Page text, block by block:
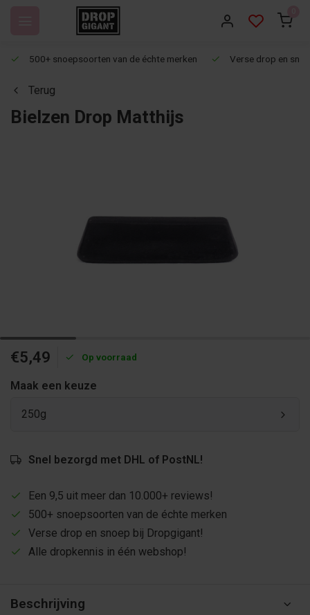
500+ snoepsoorten van de échte merken Verse drop en
Terug
Bielzen Drop Matthijs
€5,49 Op voorraad
Maak een keuze
250g
Snel bezorgd met DHL of PostNL!
Een 9,5 uit meer dan 10.000+ reviews!
500+ snoepsoorten van de échte merken
Verse drop en snoep bij Dropgigant!
Alle dropkennis in één webshop!
Beschrijving